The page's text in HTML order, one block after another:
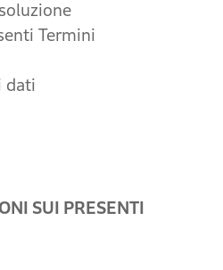
Termini
dati
PRESENTI